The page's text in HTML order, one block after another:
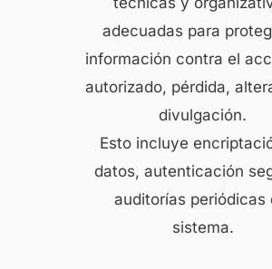
adecuadas para
información contra el
autorizado, pérdida,
divulgación.
Esto incluye
datos, autenticación
auditorías periódicas
sistema.